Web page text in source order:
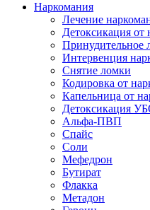
Наркомания
Лечение
Детоксикация от
Принудительное
Интервенция
Снятие ломки
Кодировка от
Капельница от
Детоксикация
Альфа-ПВП
Спайс
Соли
Мефедрон
Бутират
Флакка
Метадон